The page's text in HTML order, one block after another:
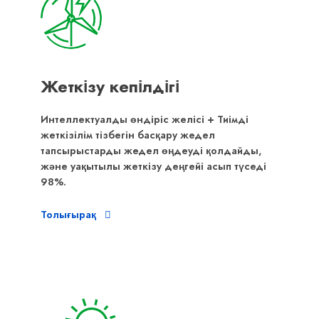
Жеткізу кепілдігі
Интеллектуалды өндіріс желісі + Тиімді
жеткізілім тізбегін басқару жедел
тапсырыстарды жедел өңдеуді қолдайды,
және уақытылы жеткізу деңгейі асып түседі
98%.
Толығырақ